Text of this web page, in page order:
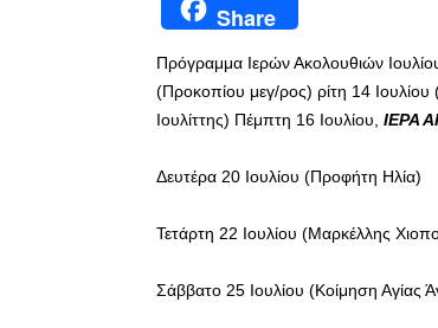
Share
Πρόγραμμα Ιερών Ακολουθιών
(Προκοπίου μεγ/ρος) ρίτη 14 Ιουλίου
Ιουλίττης) Πέμπτη 16 Ιουλίου, ΙΕΡΑ
Δευτέρα 20 Ιουλίου (Προφήτη Ηλία)
Τετάρτη 22 Ιουλίου (Μαρκέλλης
Σάββατο 25 Ιουλίου (Κοίμηση Αγίας